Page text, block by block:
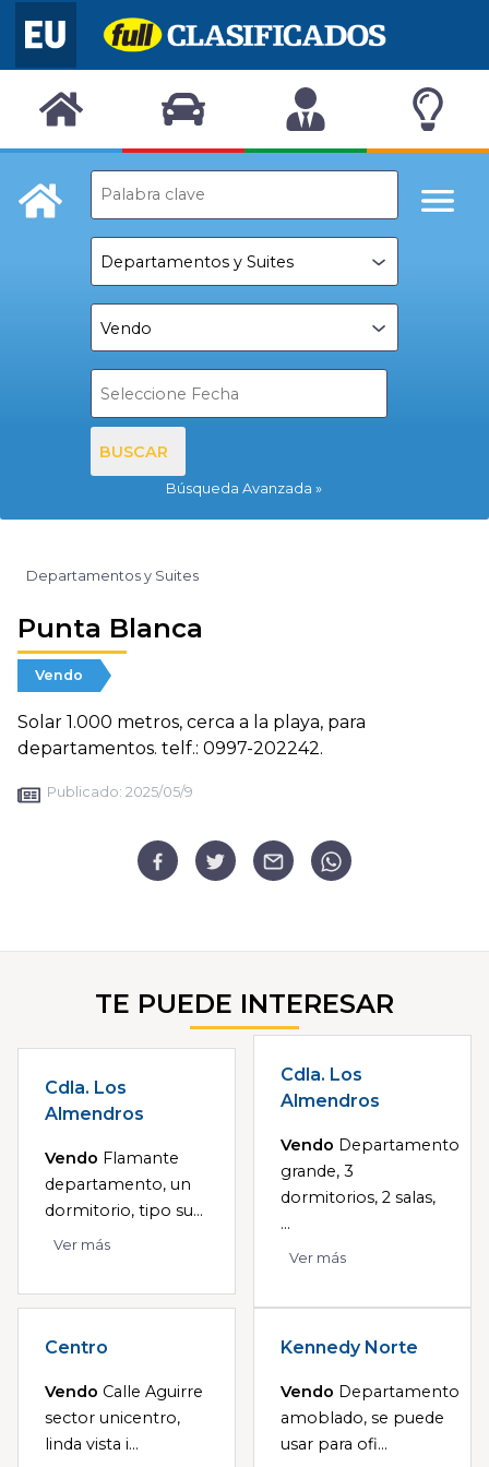
BUSCAR
Búsqueda Avanzada
Departamentos y Suites
Punta Blanca
Vendo
Solar 1.000 metros, cerca a la playa, para
departamentos. telf.: 0997-202242.
Publicado: 2025/05/9
TE PUEDE INTERESAR
Cdla. Los
Almendros
Vendo Flamante
departamento, un
dormitorio, tipo su...
Ver más
Cdla. Los
Almendros
Vendo Departamento
grande, 3
dormitorios, 2 salas,
...
Ver más
Centro
Vendo Calle Aguirre
sector unicentro,
linda vista i...
Kennedy Norte
Vendo Departamento
amoblado, se puede
usar para ofi...